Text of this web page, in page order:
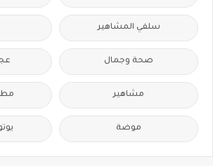
سلفي المشاهير
صحة وجمال
مشاهير
موضة